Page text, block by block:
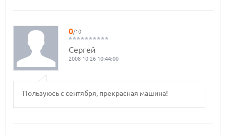
0/10
Сергей
2008-10-26 10:44:00
Пользуюсь с сентября, прекрасная машина!